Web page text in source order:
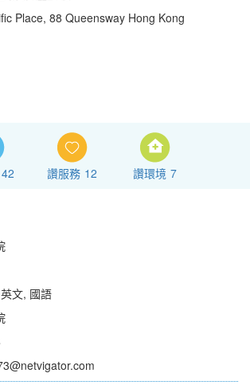
Place, 88 Queensway Hong Kong
42 讚服務 12 讚環境 7
文, 國語